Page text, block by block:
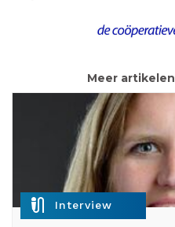
Meer
mic_external_on Interview